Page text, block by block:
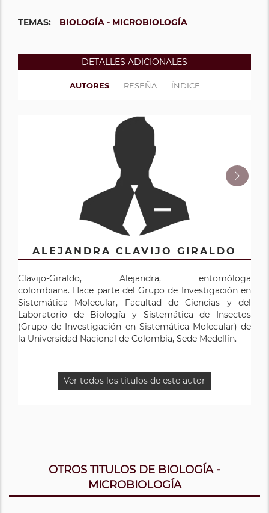
TEMAS: BIOLOGÍA - MICROBIOLOGÍA
DETALLES ADICIONALES
AUTORES RESEÑA ÍNDICE
ALEJANDRA CLAVIJO GIRALDO
Clavijo-Giraldo, Alejandra, entomóloga
colombiana. Hace parte del Grupo de Investigación en
Sistemática Molecular, Facultad de Ciencias y del
Laboratorio de Biología y Sistemática de Insectos
(Grupo de Investigación en Sistemática Molecular) de
la Universidad Nacional de Colombia, Sede Medellín.
Ver todos los titulos de este autor
SANDRA INÉS URIBE SOTO
Genetista y entomóloga colombiana. Es Profesora
titular de la Facultad de Ciencias y Departamento de
Biociencias, Directora del área curricular en Ciencia
Naturales y de la maestría en Ciencias Entomología,
Coordinadora del Grupo de Investigación en
Sistemática Molecular y el Museo Entomológico
Sede Medellín.
entomología médica, Bioinformática
Ver todos los titulos de este autor
OTROS TITULOS DE BIOLOGÍA -
MICROBIOLOGÍA